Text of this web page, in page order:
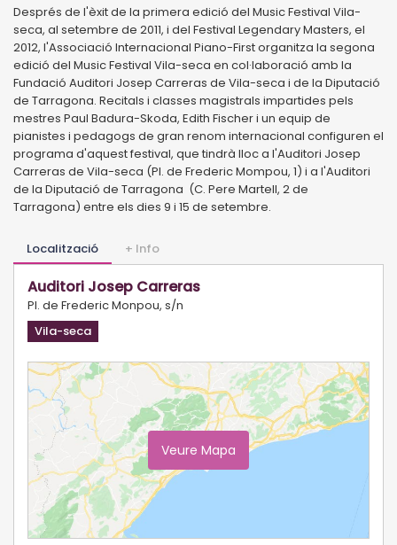
Després de l'èxit de la primera edició del Music Festival Vila-
seca, al setembre de 2011, i del Festival Legendary Masters, el
2012, l'Associació Internacional Piano-First organitza la segona
edició del Music Festival Vila-seca en col·laboració amb la
Fundació Auditori Josep Carreras de Vila-seca i de la Diputació
de Tarragona. Recitals i classes magistrals impartides pels
mestres Paul Badura-Skoda, Edith Fischer i un equip de
pianistes i pedagogs de gran renom internacional configuren el
programa d'aquest festival, que tindrà lloc a l'Auditori Josep
Carreras de Vila-seca (Pl. de Frederic Mompou, 1) i a l'Auditori
de la Diputació de Tarragona (C. Pere Martell, 2 de
Tarragona) entre els dies 9 i 15 de setembre.
Localització + Info
Auditori Josep Carreras
Pl. de Frederic Monpou, s/n
Vila-seca
Veure Mapa